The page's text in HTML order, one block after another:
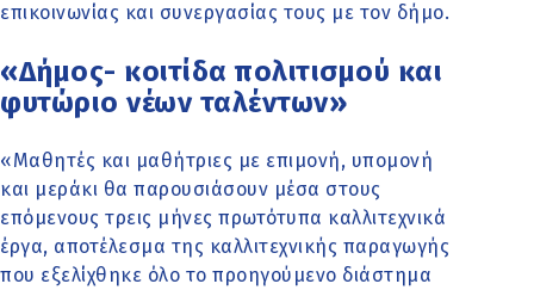
επικοινωνίας και συνεργασίας τους με τον δήμο.
«Δήμος- κοιτίδα πολιτισμού και
φυτώριο νέων ταλέντων»
«Μαθητές και μαθήτριες με επιμονή, υπομονή
και μεράκι θα παρουσιάσουν μέσα στους
επόμενους τρεις μήνες πρωτότυπα καλλιτεχνικά
έργα, αποτέλεσμα της καλλιτεχνικής παραγωγής
που εξελίχθηκε όλο το προηγούμενο διάστημα